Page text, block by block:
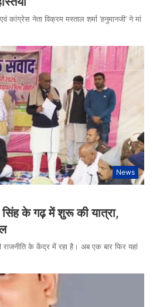
नेता विक्रम मस्ताल शर्मा ’हनुमानजी’ ने मां
News
सिंह के गढ़ में शुरू की यात्रा,
राजनीति के केंद्र में रहा है। अब एक बार फिर यहां